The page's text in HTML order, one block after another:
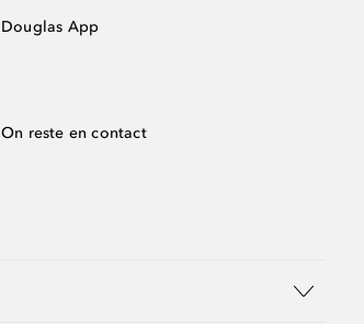
Douglas App
On reste en contact